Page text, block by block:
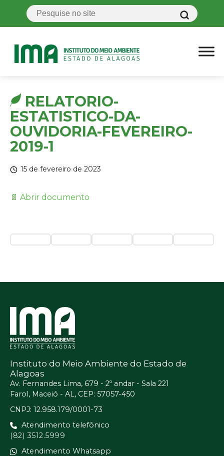
RELATORIO-
ESTATISTICO-DA-
OUVIDORIA-FEVEREIRO-
2019-1
15 de fevereiro de 2023
📄 Abrir documento
Instituto do Meio Ambiente do Estado de
Alagoas
Av. Fernandes Lima, 679 - 2º andar - Sala 221
Farol, Maceió - AL, CEP: 57057-450
CNPJ: 12.958.179/0001-73
Atendimento telefônico
(82) 3512.5999
Atendimento Whatsapp